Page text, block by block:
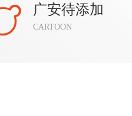
广安待添加
CARTOON